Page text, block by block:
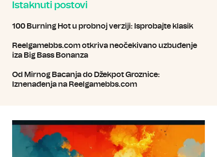
Istaknuti postovi
100 Burning Hot u probnoj verziji: Isprobajte klasik
Reelgamebbs.com otkriva neočekivano uzbuđenje
iza Big Bass Bonanza
Od Mirnog Bacanja do Džekpot Groznice:
Iznenađenja na Reelgamebbs.com